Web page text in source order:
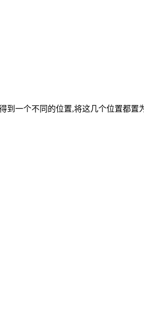
到一个不同的位置,将这几个位置都置